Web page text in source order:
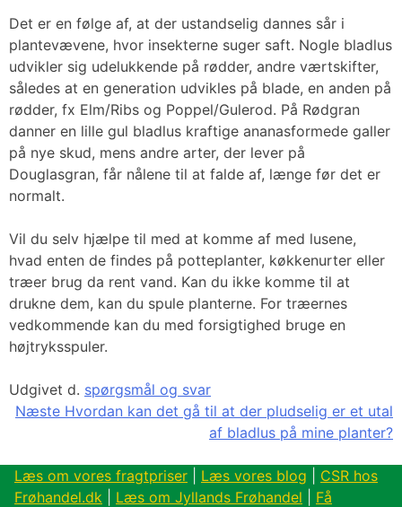
Det er en følge af, at der ustandselig dannes sår i
plantevævene, hvor insekterne suger saft. Nogle bladlus
udvikler sig udelukkende på rødder, andre værtskifter,
således at en generation udvikles på blade, en anden på
rødder, fx Elm/Ribs og Poppel/Gulerod. På Rødgran
danner en lille gul bladlus kraftige ananasformede galler
på nye skud, mens andre arter, der lever på
Douglasgran, får nålene til at falde af, længe før det er
normalt.
Vil du selv hjælpe til med at komme af med lusene,
hvad enten de findes på potteplanter, køkkenurter eller
træer brug da rent vand. Kan du ikke komme til at
drukne dem, kan du spule planterne. For træernes
vedkommende kan du med forsigtighed bruge en
højtryksspuler.
Udgivet d. spørgsmål og svar
Indlægsnavigation
Næste Hvordan kan det gå til at der pludselig er et utal
af bladlus på mine planter?
Læs om vores fragtpriser Læs vores blog
CSR hos
Frøhandel.dk
Læs om Jyllands Frøhandel Få